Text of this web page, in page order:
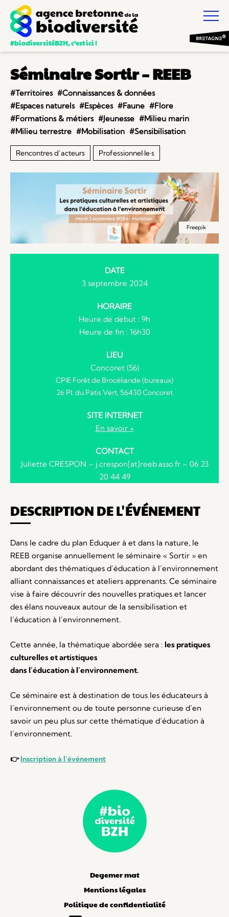
#biodiversitéBZH, c’est ici !
Séminaire Sortir – REEB
#Territoires #Connaissances & données
#Espaces naturels #Espèces #Faune #Flore
#Formations & métiers #Jeunesse #Milieu marin
#Milieu terrestre #Mobilisation #Sensibilisation
Rencontres d’acteurs Professionnel·le·s
Freepik
DATE
3 septembre 2024
HORAIRE
Heure de début : 9h
Heure de fin : 16h30
LIEU
Concoret (56)
CPIE Forêt de Brocéliande (bureaux)
26 Pl. du Patis Vert, 56430 Concoret
SITE INTERNET
En savoir +
CONTACT
Juliette CRESPON – j.crespon[at]reeb.asso.fr – 06 23
20 44 49
DESCRIPTION DE L'ÉVÉNEMENT
Dans le cadre du plan Eduquer à et dans la nature, le
REEB organise annuellement le séminaire « Sortir » en
abordant des thématiques d’éducation à l’environnement
alliant connaissances et ateliers apprenants. Ce séminaire
vise à faire découvrir des nouvelles pratiques et lancer
des élans nouveaux autour de la sensibilisation et
l’éducation à l’environnement.
Cette année, la thématique abordée sera : les pratiques
culturelles et artistiques
dans l’éducation à l’environnement.
Ce séminaire est à destination de tous les éducateurs à
l’environnement ou de toute personne curieuse d’en
savoir un peu plus sur cette thématique d’éducation à
l’environnement.
👉Inscription à l’événement
Degemer mat
Mentions légales
Politique de confidentialité